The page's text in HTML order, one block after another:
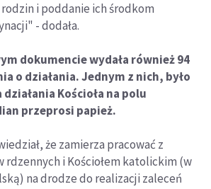
i poddanie ich środkom
- dodała.
dokumencie wydała również 94
o działania. Jednym z nich, było
Kościoła na polu
przeprosi papież.
że zamierza pracować z
i Kościołem katolickim (w
na drodze do realizacji zaleceń